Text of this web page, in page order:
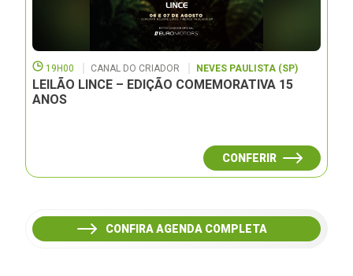
19H00 CANAL DO CRIADOR NEVES PAULISTA (SP)
LEILÃO LINCE – EDIÇÃO COMEMORATIVA 15
ANOS
CONFERIR
CONFIRA AGENDA COMPLETA